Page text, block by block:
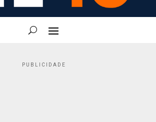
PUBLICIDADE